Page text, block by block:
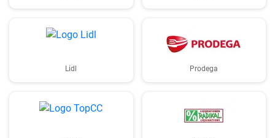
Lidl Prodega